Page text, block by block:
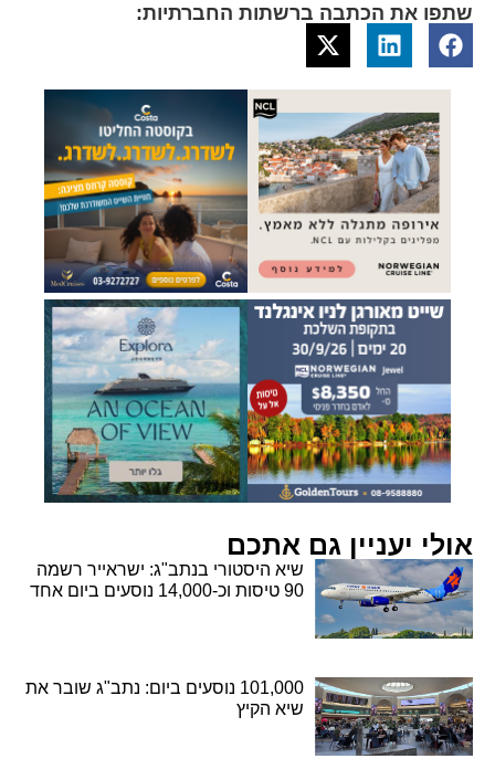
שתפו את הכתבה ברשתות החברתיות:
אולי יעניין גם אתכם
שיא היסטורי בנתב"ג: ישראייר רשמה
90 טיסות וכ-14,000 נוסעים ביום אחד
101,000 נוסעים ביום: נתב"ג שובר את
שיא הקיץ